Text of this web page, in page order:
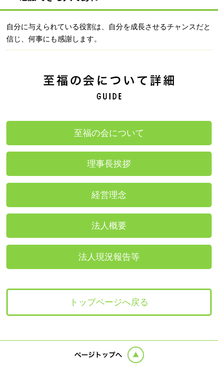
自分に与えられている役割は、自分を成長させるチャンスだと
信じ、何事にも感謝します。
至福の会について
理事長挨拶
経営理念
法人概要
法人現況報告等
トップページへ戻る